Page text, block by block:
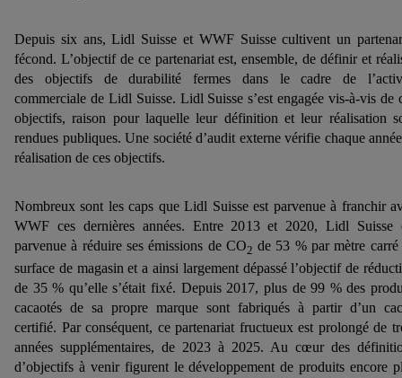
Depuis six ans, Lidl Suisse et WWF Suisse cultivent un
fécond. L’objectif de ce partenariat est, ensemble, de définir et
des objectifs de durabilité fermes dans le cadre de
commerciale de Lidl Suisse. Lidl Suisse s’est engagée vis-à-vis de
objectifs, raison pour laquelle leur définition et leur réalisation
rendues publiques. Une société d’audit externe vérifie chaque
réalisation de ces objectifs.
Nombreux sont les caps que Lidl Suisse est parvenue à franchir
WWF ces dernières années. Entre 2013 et 2020, Lidl Suisse
parvenue à réduire ses émissions de CO2 de 53 % par mètre carré
surface de magasin et a ainsi largement dépassé l’objectif de
de 35 % qu’elle s’était fixé. Depuis 2017, plus de 99 % des
cacaotés de sa propre marque sont fabriqués à partir d’un
certifié. Par conséquent, ce partenariat fructueux est prolongé de
années supplémentaires, de 2023 à 2025. Au cœur des
d’objectifs à venir figurent le développement de produits encore